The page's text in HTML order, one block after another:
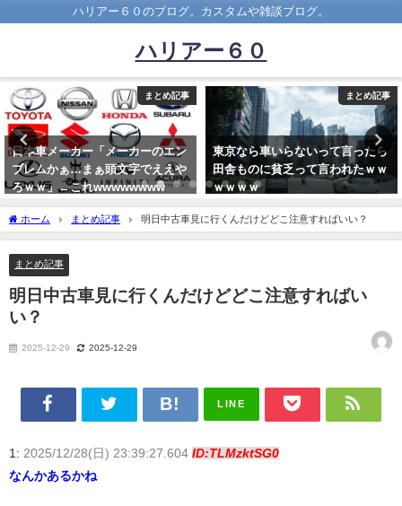
ハリアー６０のブログ。カスタムや雑談ブログ。
ハリアー６０
め記事
エン
えや
まとめ記事
東京なら車いらないって言ったら
田舎ものに貧乏って言われたｗｗ
ｗｗｗｗ
ベンツとレクサスってどっ
が高級？？
2020-03-03
ホーム まとめ記事 明日中古車見に行くんだけどどこ注意すればいい？
まとめ記事
明日中古車見に行くんだけどどこ注意すればい
い？
2025-12-29 2025-12-29
LINE
1: 2025/12/28(日) 23:39:27.604 ID:TLMzktSG0
なんかあるかね